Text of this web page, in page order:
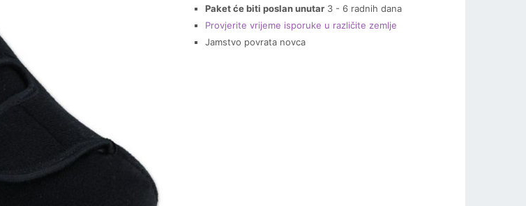
Paket će biti poslan unutar 3 - 6 radnih dana
Provjerite vrijeme isporuke u različite zemlje
Jamstvo povrata novca